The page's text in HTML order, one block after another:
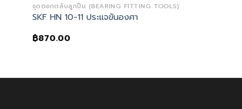
ชุดตอกตลับลูกปืน (BEARING FITTING TOOLS)
SKF HN 10-11 ประแจขันองศา
฿870.00